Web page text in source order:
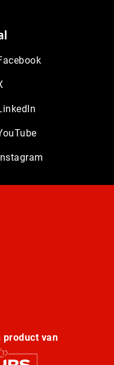
product van